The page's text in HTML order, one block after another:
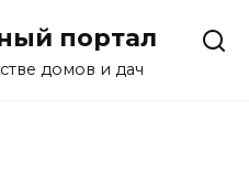
портал
домов и дач